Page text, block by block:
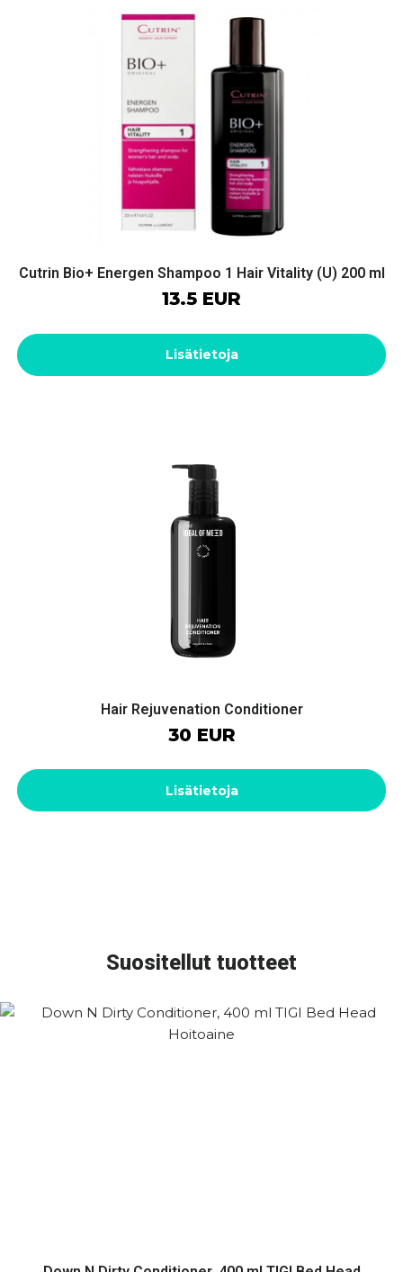
Cutrin Bio+ Energen Shampoo 1 Hair Vitality (U) 200 ml
13.5 EUR
Lisätietoja
Hair Rejuvenation Conditioner
30 EUR
Lisätietoja
Suositellut tuotteet